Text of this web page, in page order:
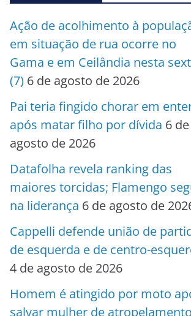
Ação de acolhimento à
em situação de rua ocorre no
Gama e em Ceilândia nesta
(7) 6 de agosto de 2026
Pai teria fingido chorar em
após matar filho por dívida 6 de
agosto de 2026
Datafolha revela ranking das
maiores torcidas; Flamengo
na liderança 6 de agosto de
Cappelli defende união de
de esquerda e de centro-
4 de agosto de 2026
Homem é atingido por moto
salvar mulher de